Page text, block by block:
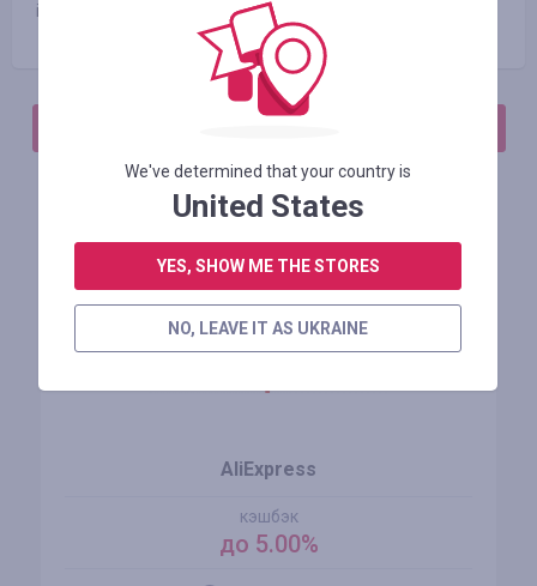
industrialny.
Похожие магазины
AliExpress
кэшбэк
до 5.00%
We've determined that your country is
United States
YES, SHOW ME THE STORES
NO, LEAVE IT AS UKRAINE